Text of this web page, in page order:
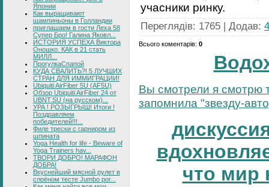
Японии
Как выращивают
шампиньоны в Голландии
приглашаем в гости Леха 58
Супер Бро! Галина Яковл...
ИСТОРИЯ УСПЕХА Виктора
Оношко. КАК в 21 стать
МИЛЛ...
ПрогулкаСпапой
КУДА СВАЛИТЬ?! 5 ЛУЧШИХ
СТРАН ДЛЯ ИММИГРАЦИИ!
Ubiquiti AirFiber 5U (AF5U)
Обзор Ubiquiti AirFiber 24 от
UBNT.SU (на русском)...
УРА ! РОЗЫГРЫШ! Итоги !
Поздравляем
победителей!!!...
Филе трески с гарниром из
шпината
Yoga Health for life - Beware of
Yoga Trainers hav...
ТВОРИ ДОБРО! МАРАФОН
ДОБРА!
Вкуснейший мясной рулет в
слоёном тесте Jumbo por...
учасники ринку.
Переглядів: 1765 | Додав:
Всього коментарів: 0
Вы смотрели я смотрю
запомнила "звезду-
что мир